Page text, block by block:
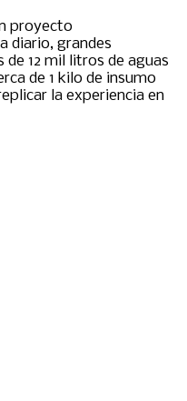
proyecto
diario, grandes
12 mil litros de aguas
de 1 kilo de insumo
la experiencia en